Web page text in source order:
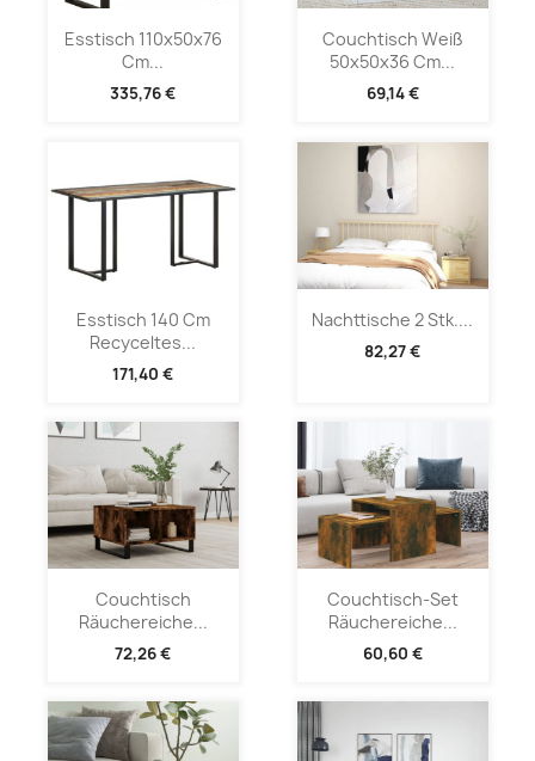
Esstisch 110x50x76
Cm...
335,76 €
Couchtisch Weiß
50x50x36 Cm...
69,14 €
Esstisch 140 Cm
Recyceltes...
171,40 €
Nachttische 2 Stk....
82,27 €
Couchtisch
Räuchereiche...
72,26 €
Couchtisch-Set
Räuchereiche...
60,60 €